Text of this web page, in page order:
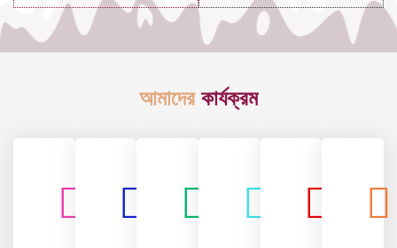
আমাদের কার্যক্রম